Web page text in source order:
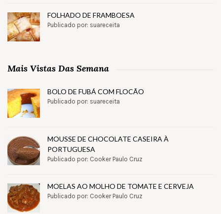
FOLHADO DE FRAMBOESA
Publicado por: suareceita
Mais Vistas Das Semana
BOLO DE FUBÁ COM FLOCÃO
Publicado por: suareceita
MOUSSE DE CHOCOLATE CASEIRA À
PORTUGUESA
Publicado por: Cooker Paulo Cruz
MOELAS AO MOLHO DE TOMATE E CERVEJA
Publicado por: Cooker Paulo Cruz